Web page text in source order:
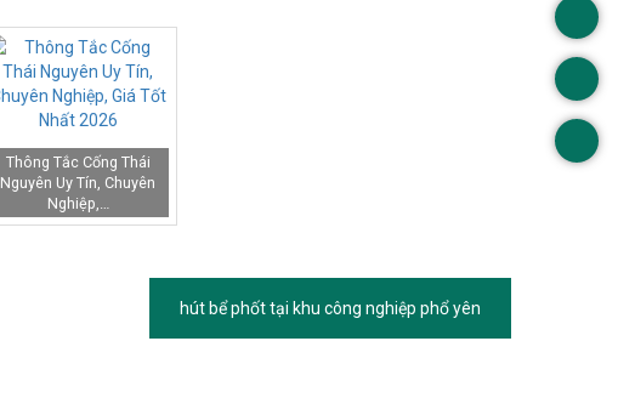
Thông Tắc Cống Thái
Nguyên Uy Tín, Chuyên
Nghiệp,…
hút bể phốt tại khu công nghiệp phổ yên